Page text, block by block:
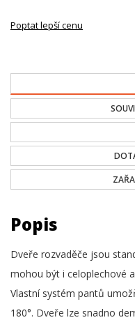
Poptat lepší cenu
Popis
Dveře rozvaděče jsou
mohou být i celoplechové
Vlastní systém pantů
180°. Dveře lze snadno